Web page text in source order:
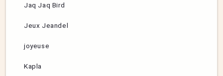
Jaq Jaq Bird
Jeux Jeandel
joyeuse
Kapla